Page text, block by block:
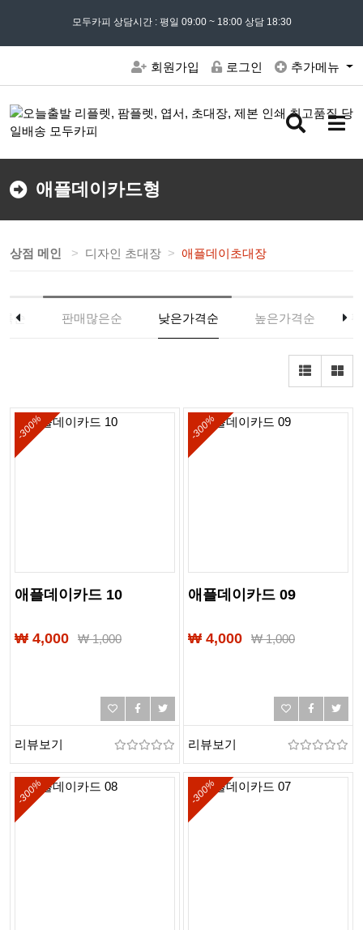
모든 문의는02) 302 - 7797및 ' 견적문의 ' 게시판을 이용해주세요
모두카피 상담시간 : 평일 09:00 ~ 18:00 상담 18:30
회원가입 로그인 추가메뉴
검
버
메
버
애플데이카드형
상점 메인 디자인 초대장 애플데이초대장
순 판매많은순 낮은가격순 높은가격순
-300%
애플데이카드 10
₩ 4,000 ₩1,000
리뷰보기
-300%
애플데이카드 09
₩ 4,000 ₩1,000
리뷰보기
-300% -300%